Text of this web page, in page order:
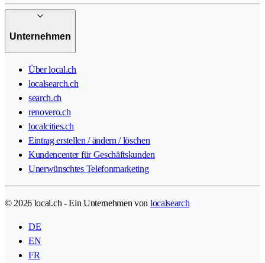
Unternehmen
Über local.ch
localsearch.ch
search.ch
renovero.ch
localcities.ch
Eintrag erstellen / ändern / löschen
Kundencenter für Geschäftskunden
Unerwünschtes Telefonmarketing
© 2026 local.ch - Ein Unternehmen von localsearch
DE
EN
FR